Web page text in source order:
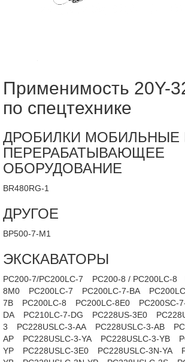
Применимость 20Y-
по спецтехнике
ДРОБИЛКИ МОБИЛЬНЫЕ
ПЕРЕРАБАТЫВАЮЩЕЕ
ОБОРУДОВАНИЕ
BR480RG-1
ДРУГОЕ
BP500-7-M1
ЭКСКАВАТОРЫ
PC200-7/PC200LC-7 PC200-8 / PC200LC-8
8M0
PC200LC-7 PC200LC-7-BA
7B
PC200LC-8 PC200LC-8E0 PC200SC-
DA
PC210LC-7-DG PC228US-3E0
3
PC228USLC-3-AA PC228USLC-3-AB
AP
PC228USLC-3-YA PC228USLC-3-YB
YP
PC228USLC-3E0 PC228USLC-3N-YA